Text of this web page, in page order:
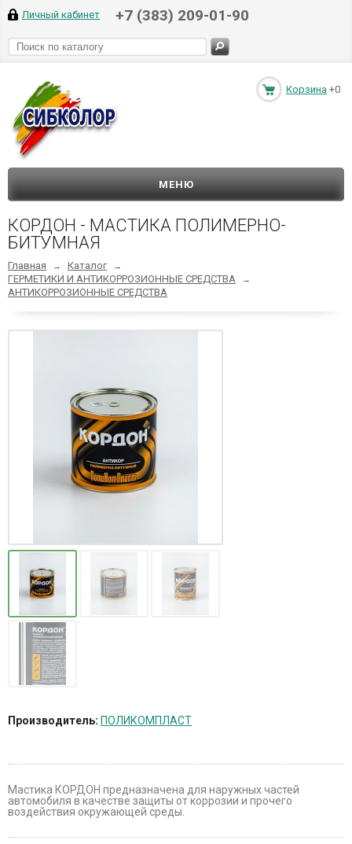
Личный кабинет +7 (383) 209-01-90
Корзина +0
МЕНЮ
КОРДОН - МАСТИКА ПОЛИМЕРНО-
БИТУМНАЯ
Главная → Каталог →
ГЕРМЕТИКИ И АНТИКОРРОЗИОННЫЕ СРЕДСТВА →
АНТИКОРРОЗИОННЫЕ СРЕДСТВА
Производитель: ПОЛИКОМПЛАСТ
Мастика КОРДОН предназначена для наружных частей
автомобиля в качестве защиты от коррозии и прочего
воздействия окружающей среды.